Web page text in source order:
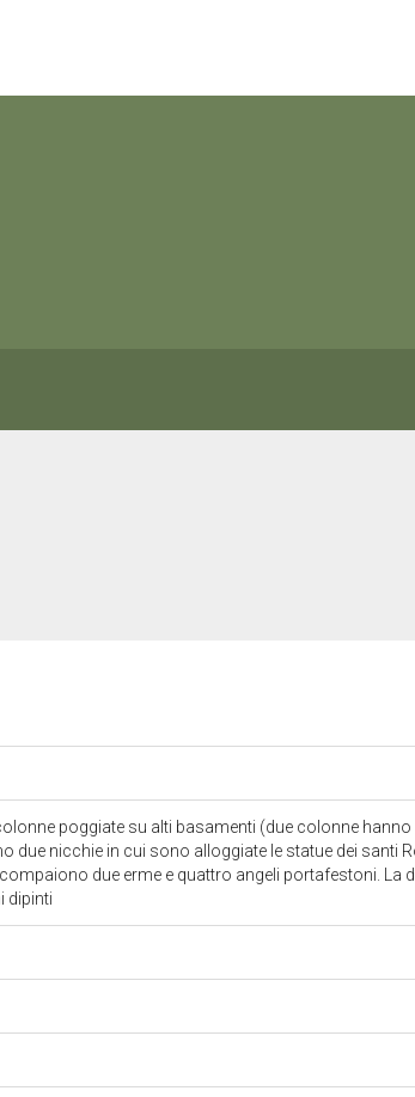
poggiate su alti basamenti (due colonne
due nicchie in cui sono alloggiate le statue dei santi
due erme e quattro angeli portafestoni. La
dipinti